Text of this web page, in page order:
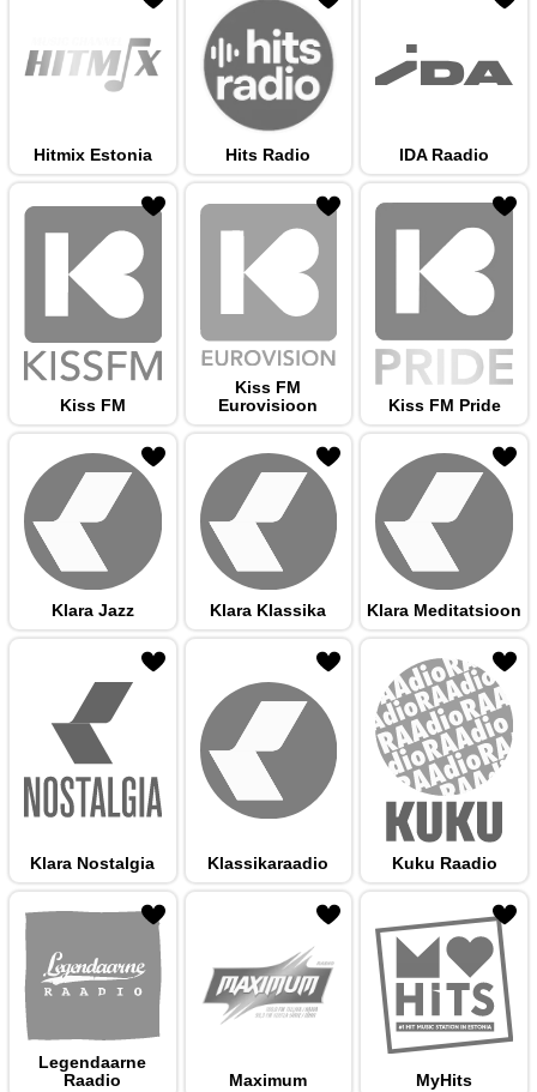
Hitmix Estonia Hits Radio IDA Raadio
Kiss FM
Kiss FM
Eurovisioon
Kiss FM Pride
Klara Jazz Klara Klassika Klara Meditatsioon
Klara Nostalgia Klassikaraadio Kuku Raadio
Legendaarne
Raadio
Maximum MyHits